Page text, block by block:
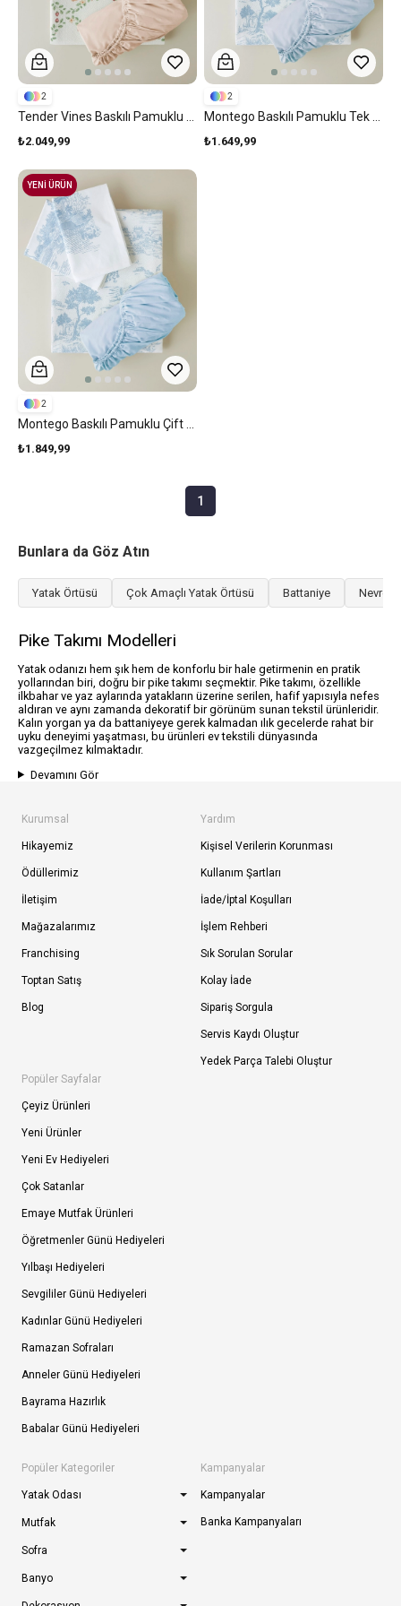
₺2.049,99
2
₺1.649,99
2
₺1.849,99
2
YENİ ÜRÜN
1
Bunlara da Göz Atın
Yatak Örtüsü Çok Amaçlı Yatak Örtüsü Battaniye
Pike Takımı Modelleri
Yatak odanızı hem şık hem de konforlu bir hale getirmenin en pratik
yollarından biri, doğru bir pike takımı seçmektir. Pike takımı, özellikle
ilkbahar ve yaz aylarında yatakların üzerine serilen, hafif yapısıyla nefes
aldıran ve aynı zamanda dekoratif bir görünüm sunan tekstil ürünleridir.
Kalın yorgan ya da battaniyeye gerek kalmadan ılık gecelerde rahat bir
uyku deneyimi yaşatması, bu ürünleri ev tekstili dünyasında
vazgeçilmez kılmaktadır.
Devamını Gör
Kurumsal
Hikayemiz
Ödüllerimiz
İletişim
Mağazalarımız
Franchising
Toptan Satış
Blog
Yardım
Kişisel Verilerin Korunması
Kullanım Şartları
İade/İptal Koşulları
İşlem Rehberi
Sık Sorulan Sorular
Kolay İade
Sipariş Sorgula
Servis Kaydı Oluştur
Yedek Parça Talebi Oluştur
Popüler Sayfalar
Çeyiz Ürünleri
Yeni Ürünler
Yeni Ev Hediyeleri
Çok Satanlar
Emaye Mutfak Ürünleri
Öğretmenler Günü Hediyeleri
Yılbaşı Hediyeleri
Sevgililer Günü Hediyeleri
Kadınlar Günü Hediyeleri
Ramazan Sofraları
Anneler Günü Hediyeleri
Bayrama Hazırlık
Babalar Günü Hediyeleri
Popüler Kategoriler
Yatak Odası
Mutfak
Sofra
Banyo
Kampanyalar
Kampanyalar
Banka Kampanyaları